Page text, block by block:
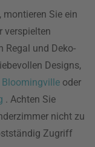
Sie ein
verspielten
Regal und Deko-
Designs,
Bloomingville oder
. Achten Sie
nicht zu
Zugriff